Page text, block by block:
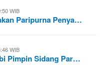
WIB
Paripurna Penya…
WIB
Pimpin Sidang Par…